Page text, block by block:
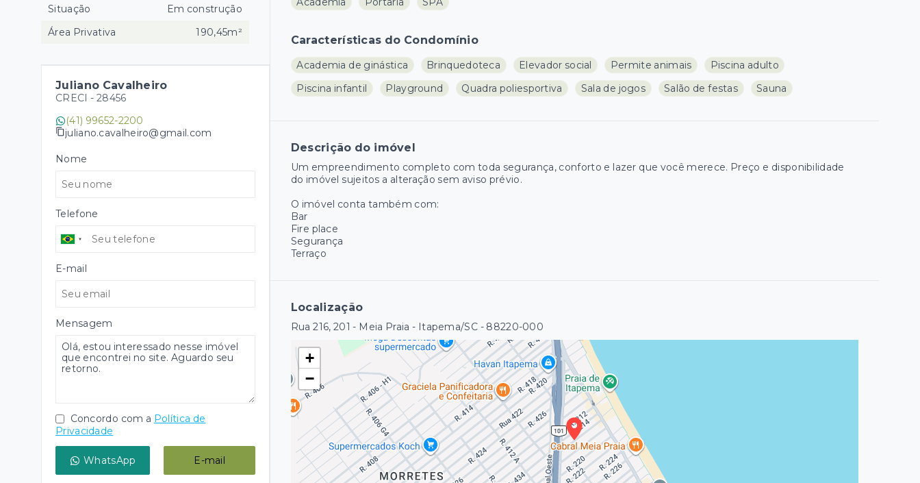
Características do Condomínio
Academia de ginástica Brinquedoteca Elevador social Permite animais
Piscina adulto
Piscina infantil
Playground Quadra poliesportiva Sala de jogos Salão de festas Sauna
Descrição do imóvel
Um empreendimento completo com toda segurança, conforto e lazer que você merece. Preço e disponibilidade
do imóvel sujeitos a alteração sem aviso prévio.
O imóvel conta também com:
Bar
Fire place
Segurança
Terraço
Localização
Rua 216, 201 - Meia Praia - Itapema/SC - 88220-000
+
−
Situação
Em construção
Área Privativa
190,45m²
Juliano Cavalheiro
CRECI - 28456
(41) 99652-2200
juliano.cavalheiro@gmail.com
Nome
Telefone
E-mail
Mensagem
Concordo com a Política de
Privacidade
WhatsApp E-mail